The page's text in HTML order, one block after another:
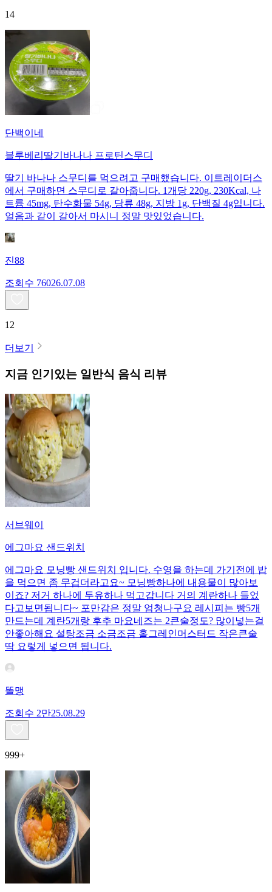
14
단백이네
블루베리딸기바나나 프로틴스무디
딸기 바나나 스무디를 먹으려고 구매했습니다. 이트레이더스
에서 구매하면 스무디로 갈아줍니다. 1개당 220g, 230Kcal, 나
트륨 45mg, 탄수화물 54g, 당류 48g, 지방 1g, 단백질 4g입니다.
얼음과 같이 갈아서 마시니 정말 맛있었습니다.
진88
조회수 76026.07.08
12
더보기
지금 인기있는 일반식 음식 리뷰
서브웨이
에그마요 샌드위치
에그마요 모닝빵 샌드위치 입니다. 수영을 하는데 가기전에 밥
을 먹으면 좀 무겁더라고요~ 모닝빵하나에 내용물이 많아보
이죠? 저거 하나에 두유하나 먹고갑니다 거의 계란하나 들었
다고보면됩니다~ 포만감은 정말 엄청나구요 레시피는 빵5개
만드는데 계란5개랑 후추 마요네즈는 2큰술정도? 많이넣는걸
안좋아해요 설탕조금 소금조금 홀그레인머스터드 작은큰술
딱 요렇게 넣으면 됩니다.
똘맹
조회수 2만25.08.29
999+